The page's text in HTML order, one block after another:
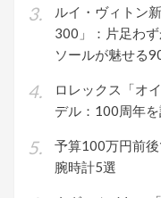
ルイ・ヴィトン
300」：片足わ
ソールが魅せる
ロレックス「オ
デル：100周年
予算100万円前
腕時計5選